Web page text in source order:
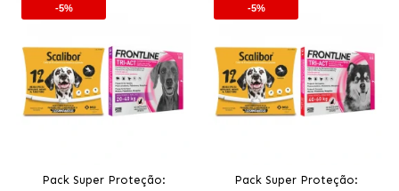
-5%
Pack Super Proteção:
-5%
Pack Super Proteção: